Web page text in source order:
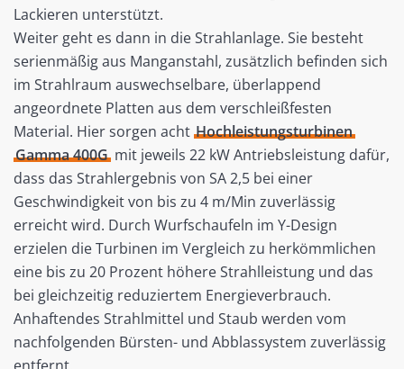
Lackieren unterstützt.
Weiter geht es dann in die Strahlanlage. Sie besteht
serienmäßig aus Manganstahl, zusätzlich befinden sich
im Strahlraum auswechselbare, überlappend
angeordnete Platten aus dem verschleißfesten
Material. Hier sorgen acht Hochleistungsturbinen
Gamma 400Gmit jeweils 22 kW Antriebsleistung dafür,
dass das Strahlergebnis von SA 2,5 bei einer
Geschwindigkeit von bis zu 4 m/Min zuverlässig
erreicht wird. Durch Wurfschaufeln im Y-Design
erzielen die Turbinen im Vergleich zu herkömmlichen
eine bis zu 20 Prozent höhere Strahlleistung und das
bei gleichzeitig reduziertem Energieverbrauch.
Anhaftendes Strahlmittel und Staub werden vom
nachfolgenden Bürsten- und Abblassystem zuverlässig